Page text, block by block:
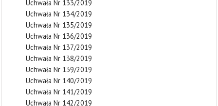
Uchwała Nr 133/2019
Uchwała Nr 134/2019
Uchwała Nr 135/2019
Uchwała Nr 136/2019
Uchwała Nr 137/2019
Uchwała Nr 138/2019
Uchwała Nr 139/2019
Uchwała Nr 140/2019
Uchwała Nr 141/2019
Uchwała Nr 142/2019